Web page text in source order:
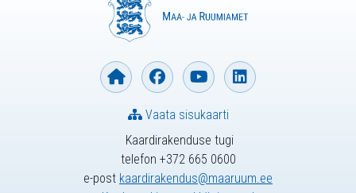
Kaardirakenduse tugi
telefon +372 665 0600
e-post kaardirakendus@maaruum.ee
Vaata sisukaarti